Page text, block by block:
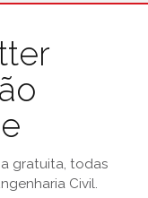
gratuita, todas
Civil.